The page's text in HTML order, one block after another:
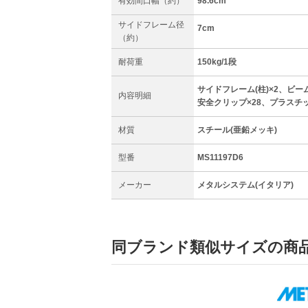
サイドフレーム径
（約）
7cm
耐荷重 150kg/1段
内容明細
サイドフレーム(柱)×2、ビ
安全クリップ×28、プラスチ
材質 スチール(亜鉛メッキ)
型番 MS11197D6
メーカー メタルシステム(イタリア)
同ブランド類似サイズの商